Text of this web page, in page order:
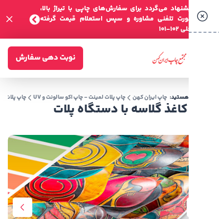
می‌گردد برای سفارش‌های چاپی با تیراژ بالا،
تلفنی مشاوره و سپس استعلام قیمت گرفته
101
نوبت دهی سفارش
گلاسه با دستگاه پلات
چاپ ایران کهن چاپ پلات لمینت - چاپ اکو سالونت و UV چاپ پلات لمینت کاغذ